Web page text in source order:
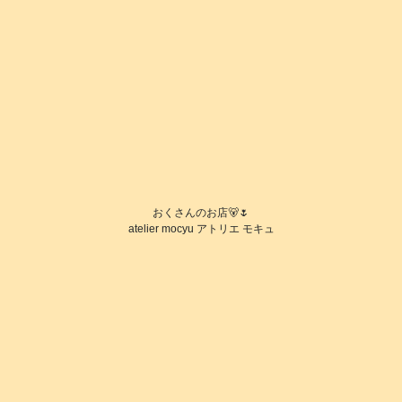
おくさんのお店🐻🌷
atelier mocyu アトリエ モキュ